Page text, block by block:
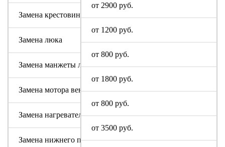
от 2900 руб.
от 1200 руб.
от 800 руб.
от 1800 руб.
от 800 руб.
от 3500 руб.
Замена крестовины
Замена люка
Замена манжеты люка
Замена мотора вентилятора сушки
Замена нагревательного элемента (тена)
Замена нижнего противовеса